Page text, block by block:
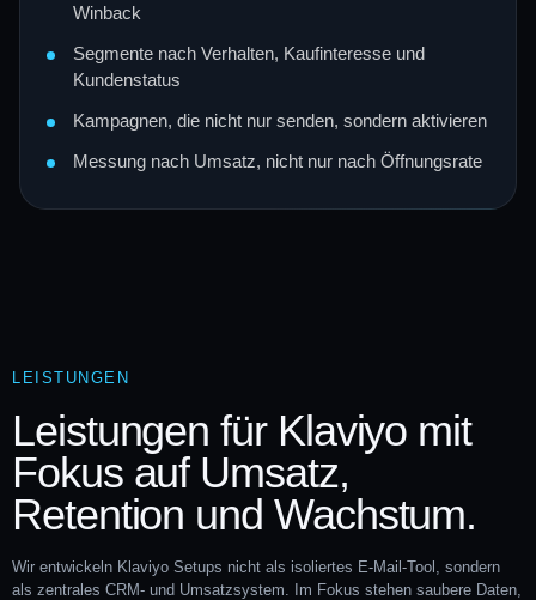
Winback
Segmente nach Verhalten, Kaufinteresse und
Kundenstatus
Kampagnen, die nicht nur senden, sondern aktivieren
Messung nach Umsatz, nicht nur nach Öffnungsrate
LEISTUNGEN
Leistungen für Klaviyo mit
Fokus auf Umsatz,
Retention und Wachstum.
Wir entwickeln Klaviyo Setups nicht als isoliertes E-Mail-Tool, sondern
als zentrales CRM- und Umsatzsystem. Im Fokus stehen saubere Daten,